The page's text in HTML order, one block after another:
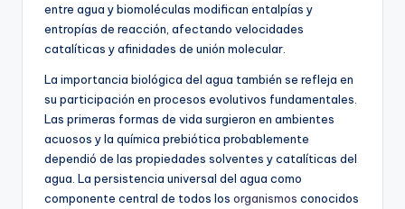
entre agua y biomoléculas modifican entalpías y
entropías de reacción, afectando velocidades
catalíticas y afinidades de unión molecular.
La importancia biológica del agua también se refleja en
su participación en procesos evolutivos fundamentales.
Las primeras formas de vida surgieron en ambientes
acuosos y la química prebiótica probablemente
dependió de las propiedades solventes y catalíticas del
agua. La persistencia universal del agua como
componente central de todos los organismos conocidos